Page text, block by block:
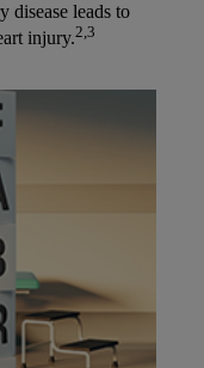
disease leads to
injury.2,3